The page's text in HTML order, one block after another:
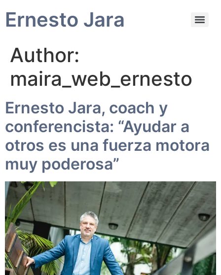
Ernesto Jara
Author:
maira_web_ernesto
Ernesto Jara, coach y
conferencista: “Ayudar a
otros es una fuerza motora
muy poderosa”